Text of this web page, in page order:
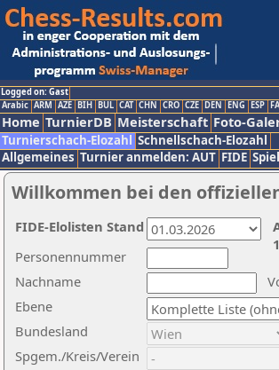
Logged on: Gast
Arabic ARM AZE BIH BUL CAT CHN CRO CZE DEN ENG ESP
Home TurnierDB Meisterschaft Foto-
Turnierschach-Elozahl Schnellschach-Elozahl
Allgemeines Turnier anmelden: AUT FIDE
Willkommen bei den
Nachname
Ebene
Personennummer
Bundesland
Spgem./Kreis/Verein
FIDE-Elolisten Stand